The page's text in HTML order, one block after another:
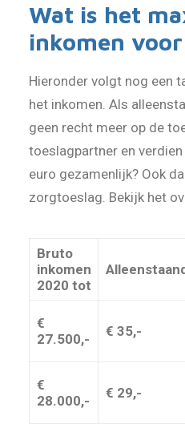
Wat is het
inkomen
Hieronder volgt nog een
het inkomen. Als
geen recht meer op de
toeslagpartner en
euro gezamenlijk? Ook
zorgtoeslag. Bekijk het
Bruto
inkomen
2020 tot
€
27.500,-
€ 35,-
€
28.000,-
€ 29,-